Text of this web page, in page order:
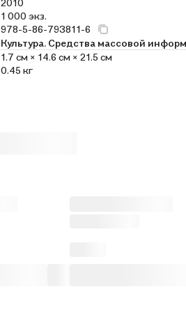
2010
1 000 экз.
978-5-86-793811-6
Культура. Средства массовой
1.7 см × 14.6 см × 21.5 см
0.45 кг